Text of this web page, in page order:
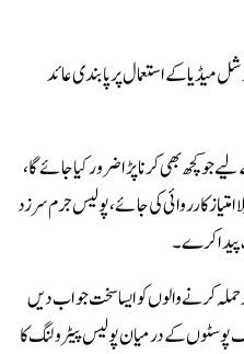
میڈیا کے استعمال پر پابندی عائد
جو کچھ بھی کرنا پڑا ضرور کیا جائے گا،
کارروائی کی جائے، پولیس جرم سرزد
پیدا کرے۔
حملہ کرنے والوں کو ایسا سخت جواب دیں
پوسٹوں کے درمیان پولیس پیٹرولنگ کا